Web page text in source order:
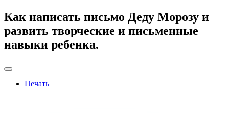
Как написать письмо Деду Морозу и
развить творческие и письменные
навыки ребенка.
Печать